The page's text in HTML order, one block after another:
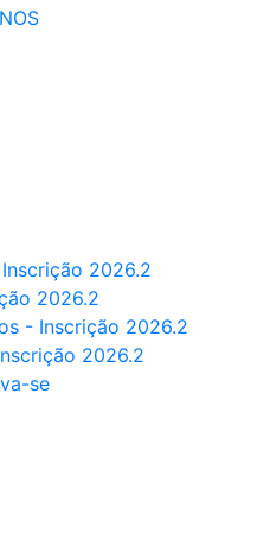
2026.2
2026.2
- Inscrição 2026.2
2026.2
se